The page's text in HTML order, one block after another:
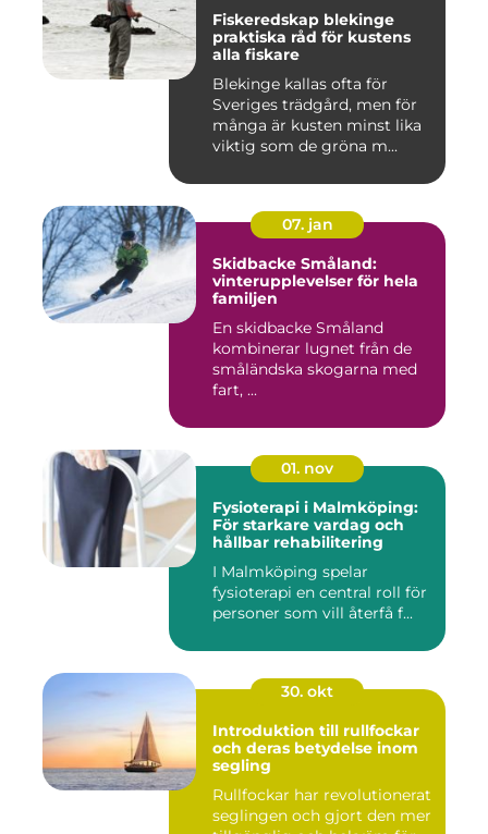
Fiskeredskap blekinge
praktiska råd för kustens
alla fiskare
Blekinge kallas ofta för
Sveriges trädgård, men för
många är kusten minst lika
viktig som de gröna m...
07. jan
Skidbacke Småland:
vinterupplevelser för hela
familjen
En skidbacke Småland
kombinerar lugnet från de
småländska skogarna med
fart, ...
01. nov
Fysioterapi i Malmköping:
För starkare vardag och
hållbar rehabilitering
I Malmköping spelar
fysioterapi en central roll för
personer som vill återfå f...
30. okt
Introduktion till rullfockar
och deras betydelse inom
segling
Rullfockar har revolutionerat
seglingen och gjort den mer